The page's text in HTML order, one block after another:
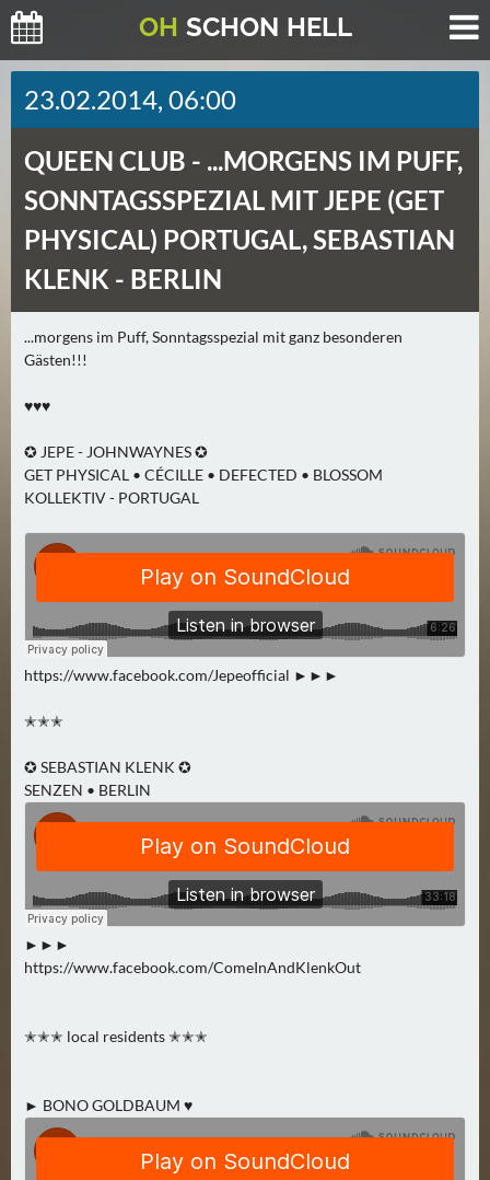
OH SCHON HELL
H
E
T
E
(
0
)
O
G
N
(
2
)
B
E
M
R
G
E
N
2
)
C
T
E
R
23.02.2014, 06:00
QUEEN CLUB - ...MORGENS IM PUFF,
SONNTAGSSPEZIAL MIT JEPE (GET
PHYSICAL) PORTUGAL, SEBASTIAN
KLENK - BERLIN
...morgens im Puff, Sonntagsspezial mit ganz besonderen
Gästen!!!
♥♥♥
✪ JEPE - JOHNWAYNES ✪
GET PHYSICAL • CÉCILLE • DEFECTED • BLOSSOM
KOLLEKTIV - PORTUGAL
https://www.facebook.com/Jepeofficial ►►►
✭✭✭
✪ SEBASTIAN KLENK ✪
SENZEN • BERLIN
►►►
https://www.facebook.com/ComeInAndKlenkOut
✭✭✭ local residents ✭✭✭
► BONO GOLDBAUM ♥